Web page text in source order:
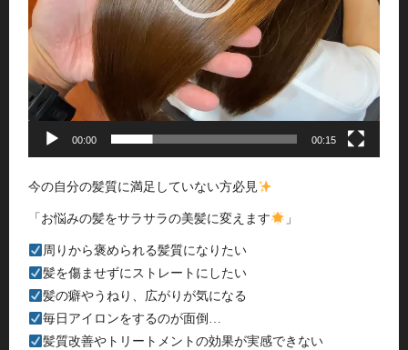
00:00 00:15
今の自分の髪質に満足していない方必見
「お悩みの髪をサラサラの美髪に変えます 」
周りから褒められる髪質になりたい
髪を傷ませずにストレートにしたい
髪の癖やうねり、広がりが気になる
毎日アイロンをするのが面倒…
髪質改善やトリートメントの効果が実感できない